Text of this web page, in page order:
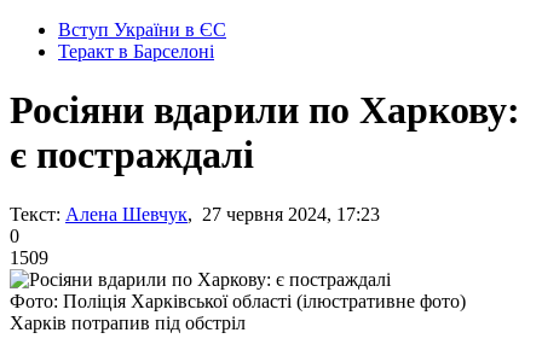
Вступ України в ЄС
Теракт в Барселоні
Росіяни вдарили по Харкову:
є постраждалі
Текст: Алена Шевчук, 27 червня 2024, 17:23
0
1509
Фото: Поліція Харківської області (ілюстративне фото)
Харків потрапив під обстріл